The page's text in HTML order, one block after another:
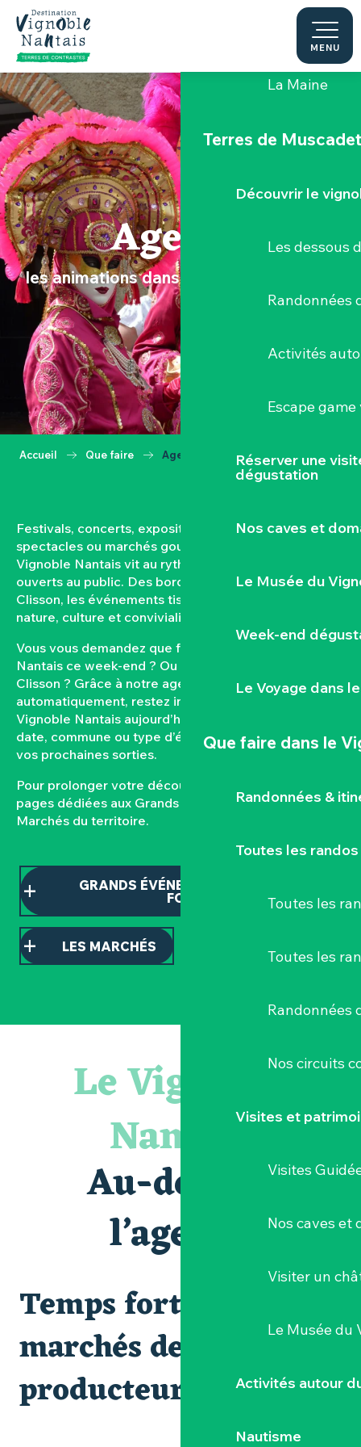
Aller
contenu
principal
MENU
Le "Porte-
La Maine
Terres de Muscadet
Découvrir le
Les dessous
Randonnées
Activités
Escape
Réserver une
dégustation
Nos caves et
Le Musée du
Week-end
Le Voyage dans
Que faire dans le
Randonnées &
Toutes les randos
Toutes les
Toutes les
Randonnées
Nos circuits
Visites et
Visites
Nos caves et
Visiter un
Le Musée du
Activités autour
Nautisme
Agenda
les animations dans le Vignoble Nantais
Accueil Que faire Agenda
Festivals, concerts, expositions, vendanges,
spectacles ou marchés gourmands… Toute l’année, le
Vignoble Nantais vit au rythme de ses rendez-vous
ouverts au public. Des bords de Loire aux coteaux de
Clisson, les événements tissent un lien fort entre
nature, culture et convivialité.
Vous vous demandez que faire dans le Vignoble
Nantais ce week-end ? Ou quel est l’agenda de
Clisson ? Grâce à notre agenda mis à jour
automatiquement, restez informés des sorties dans le
Vignoble Nantais aujourd’hui et à venir. Filtrez par
date, commune ou type d’événement pour composer
vos prochaines sorties.
Pour prolonger votre découverte, consultez nos
pages dédiées aux Grands événements et aux
Marchés du territoire.
GRANDS ÉVÉNEMENTS ET TEMPS
FORTS
LES MARCHÉS
« Veduta, les palais oubliés d'Italie » Thomas Jorion
Le bleu dans tous ses états
Visites guidées expo « Veduta, les palais oubliés d'Italie »
Visites et dégustations
Escapade sensorielle pour enfants savants ....
Clisson gîte et couvert XIXe - XXe siècles
« Sous nos yeux », regards sur les paysages du Vignoble
Les Dimanches au port, 6e édition
Le Vignoble
Nantais
Au-delà de
l’agenda
Temps forts et
marchés de
producteurs